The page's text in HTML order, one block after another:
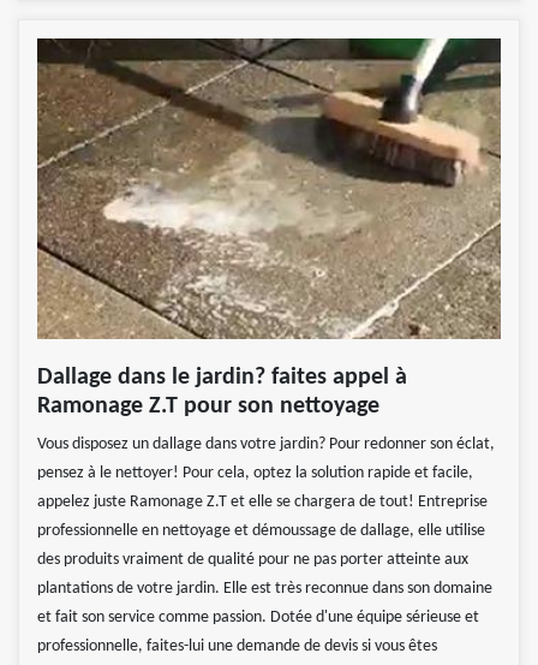
Dallage dans le jardin? faites appel à
Ramonage Z.T pour son nettoyage
Vous disposez un dallage dans votre jardin? Pour redonner son éclat,
pensez à le nettoyer! Pour cela, optez la solution rapide et facile,
appelez juste Ramonage Z.T et elle se chargera de tout! Entreprise
professionnelle en nettoyage et démoussage de dallage, elle utilise
des produits vraiment de qualité pour ne pas porter atteinte aux
plantations de votre jardin. Elle est très reconnue dans son domaine
et fait son service comme passion. Dotée d'une équipe sérieuse et
professionnelle, faites-lui une demande de devis si vous êtes